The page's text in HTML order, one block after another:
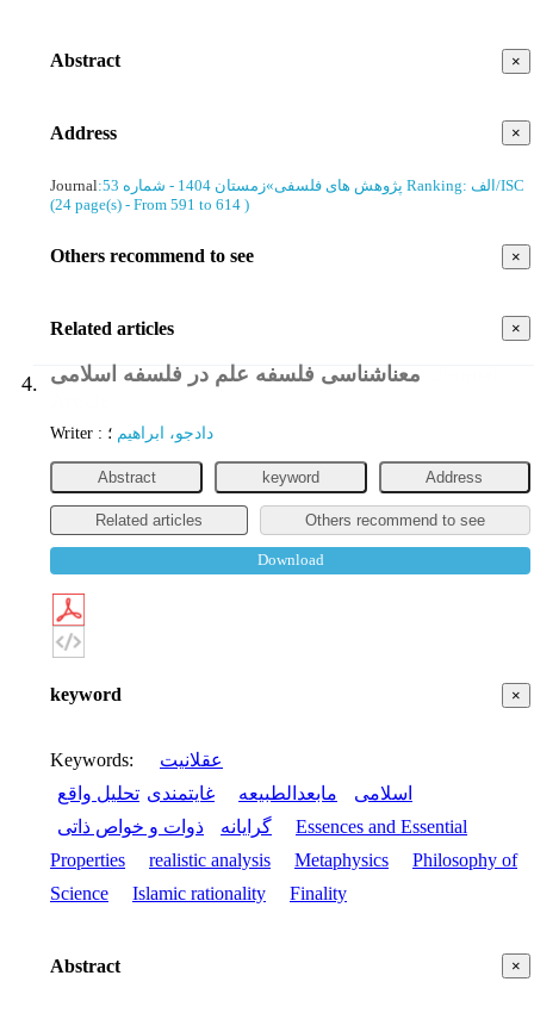
×
Abstract
×
Address
Journal: پژوهش های فلسفی»زمستان 1404 - شماره 53
Ranking: الف/ISC
(‎24 page(s) - From 591 to 614 )
×
Others recommend to see
×
Related articles
4.
Writer : دادجو، ابراهیم ؛
Abstract keyword Address
Related articles Others recommend to see
Download
×
keyword
Keywords:
عقلانیت
اسلامی
مابعدالطبیعه غایتمندی تحلیل واقع
گرایانه
ذوات و خواص ذاتی
Essences and Essential
Properties
realistic analysis Metaphysics
Philosophy of
Science
Islamic rationality Finality
×
Abstract